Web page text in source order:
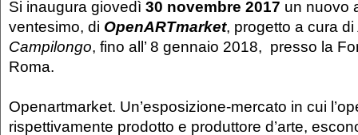
Si inaugura giovedì 30 novembre 2017 un nuovo
ventesimo, di OpenARTmarket, progetto a cura di
Campilongo, fino all’ 8 gennaio 2018, presso la
Roma.
Openartmarket. Un’esposizione-mercato in cui
rispettivamente prodotto e produttore d’arte,